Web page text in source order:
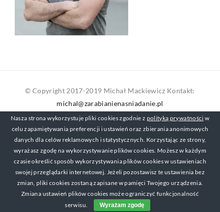
© Copyright 2017-2019 Michał Mackiewicz Kontakt:
michal@zarabianienasniadanie.pl
Nasza strona wykorzystuje pliki cookies zgodnie z polityką prywatności w
celu zapamiętywania preferencji i ustawień oraz zbierania anonimowych
danych dla celów reklamowych i statystycznych. Korzystając ze strony,
wyrażasz zgodę na wykorzystywanie plików cookies. Możesz w każdym
czasie określić sposób wykorzystywania plików cookies w ustawieniach
swojej przeglądarki internetowej. Jeżeli pozostawisz te ustawienia bez
zmian, pliki cookies zostaną zapisane w pamięci Twojego urządzenia.
Zmiana ustawień plików cookies może ograniczyć funkcjonalność
serwisu.
Wyrażam zgodę